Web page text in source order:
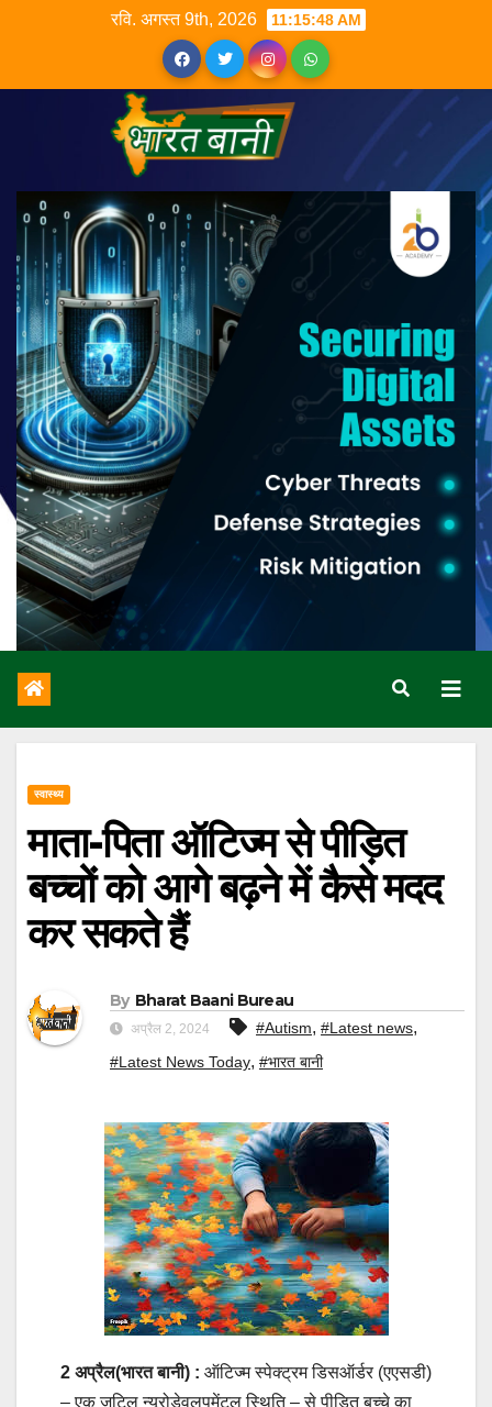
रवि. अगस्त 9th, 2026 11:15:49 AM
स्वास्थ्य
माता-पिता ऑटिज्म से पीड़ित
बच्चों को आगे बढ़ने में कैसे मदद
कर सकते हैं
By Bharat Baani Bureau
अप्रैल 2, 2024 #Autism, #Latest news,
#Latest News Today, #भारत बानी
2 अप्रैल(भारत बानी) : ऑटिज्म स्पेक्ट्रम डिसऑर्डर (एएसडी)
– एक जटिल न्यूरोडेवलपमेंटल स्थिति – से पीड़ित बच्चे का